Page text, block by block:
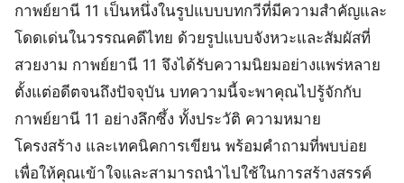
กาพย์ยานี 11 เป็นหนึ่งในรูปแบบบทกวีที่มีความสำคัญและ
โดดเด่นในวรรณคดีไทย ด้วยรูปแบบจังหวะและสัมผัสที่
สวยงาม กาพย์ยานี 11 จึงได้รับความนิยมอย่างแพร่หลาย
ตั้งแต่อดีตจนถึงปัจจุบัน บทความนี้จะพาคุณไปรู้จักกับ
กาพย์ยานี 11 อย่างลึกซึ้ง ทั้งประวัติ ความหมาย
โครงสร้าง และเทคนิคการเขียน พร้อมคำถามที่พบบ่อย
เพื่อให้คุณเข้าใจและสามารถนำไปใช้ในการสร้างสรรค์